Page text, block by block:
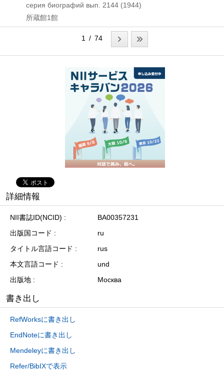
серия биографий вып. 2144 (1944)
所蔵館1館
1 / 74
詳細情報
NII書誌ID(NCID)
BA00357231
出版国コード
ru
タイトル言語コード
rus
本文言語コード
und
出版地
Москва
書き出し
RefWorksに書き出し
EndNoteに書き出し
Mendeleyに書き出し
Refer/BibIXで表示